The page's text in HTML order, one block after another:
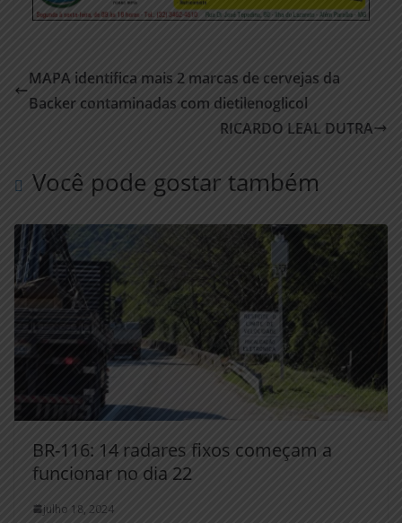
MAPA identifica mais 2 marcas de cervejas da
Backer contaminadas com dietilenoglicol
RICARDO LEAL DUTRA
Você pode gostar também
BR-116: 14 radares fixos começam a
funcionar no dia 22
julho 18, 2024